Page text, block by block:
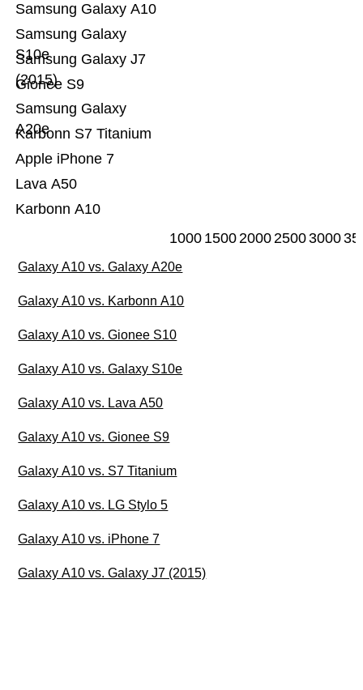
Karbonn A10
Lava A50
Apple iPhone 7
Karbonn S7 Titanium
Samsung Galaxy
A20e
Gionee S9
Samsung Galaxy J7
(2015)
Samsung Galaxy
S10e
Samsung Galaxy A10
1000 1500200025003000
Galaxy A10 vs. Galaxy A20e
Galaxy A10 vs. Karbonn A10
Galaxy A10 vs. Gionee S10
Galaxy A10 vs. Galaxy S10e
Galaxy A10 vs. Lava A50
Galaxy A10 vs. Gionee S9
Galaxy A10 vs. S7 Titanium
Galaxy A10 vs. LG Stylo 5
Galaxy A10 vs. iPhone 7
Galaxy A10 vs. Galaxy J7 (2015)